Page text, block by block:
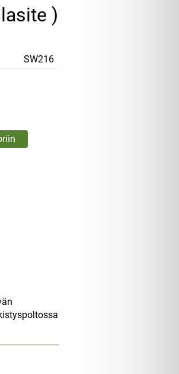
)
SW216